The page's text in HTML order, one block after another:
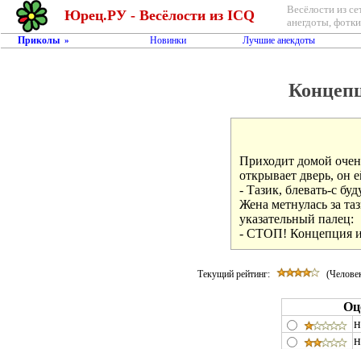
Юрец.РУ - Весёлости из ICQ
Весёлости из
анегдоты,
Приколы » Новинки Лучшие анекдоты
Приходит домой
открывает дверь, он
- Тазик, блевать-с
Жена метнулась за
указательный палец:
- СТОП! Концепция
Текущий рейтинг: